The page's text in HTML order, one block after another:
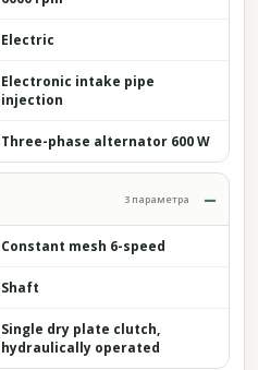
Electric
Electronic intake pipe
injection
Three-phase alternator 600 W
3 параметра
Constant mesh 6-speed
Shaft
Single dry plate clutch,
hydraulically operated